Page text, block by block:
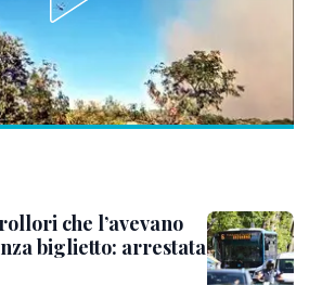
che l’avevano
biglietto: arrestata